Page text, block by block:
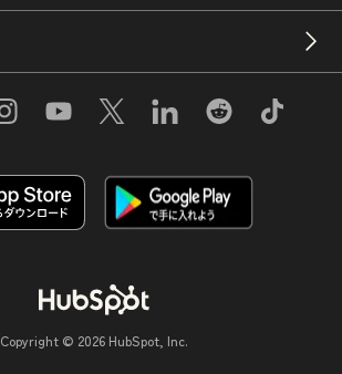
Copyright © 2026 HubSpot, Inc.